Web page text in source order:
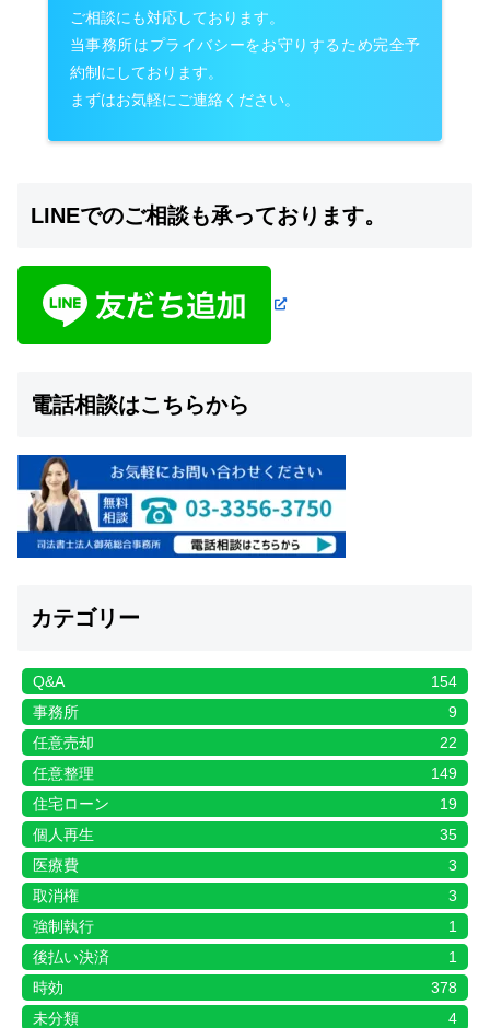
ご相談にも対応しております。
当事務所はプライバシーをお守りするため完全予
約制にしております。
まずはお気軽にご連絡ください。
LINEでのご相談も承っております。
電話相談はこちらから
カテゴリー
Q&A
154
事務所
9
任意売却
22
任意整理
149
住宅ローン
19
個人再生
35
医療費
3
取消権
3
強制執行
1
後払い決済
1
時効
378
未分類
4